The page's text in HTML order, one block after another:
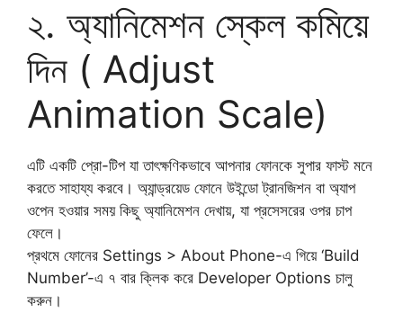
২. অ্যানিমেশন স্কেল কমিয়ে
দিন ( Adjust
Animation Scale)
এটি একটি প্রো-টিপ যা তাৎক্ষণিকভাবে আপনার ফোনকে সুপার ফাস্ট মনে
করতে সাহায্য করবে। অ্যান্ড্রয়েড ফোনে উইন্ডো ট্রানজিশন বা অ্যাপ
ওপেন হওয়ার সময় কিছু অ্যানিমেশন দেখায়, যা প্রসেসরের ওপর চাপ
ফেলে।
​প্রথমে ফোনের Settings > About Phone-এ গিয়ে ‘Build
Number’-এ ৭ বার ক্লিক করে Developer Options চালু
করুন।